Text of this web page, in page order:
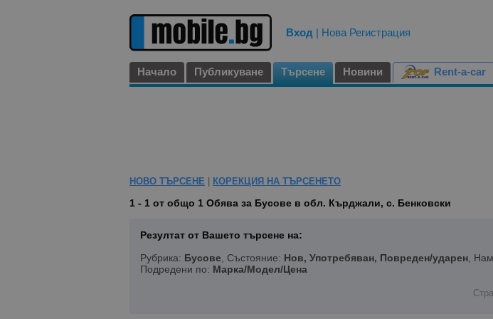
Вход | Нова Регистрация
Начало Публикуване Търсене Новини Rent-a-car
НОВО ТЪРСЕНЕ КОРЕКЦИЯ НА ТЪРСЕНЕТО
1 - 1 от общо 1 Обява за Бусове в обл. Кърджали, с. Бенковски
Резултат от Вашето търсене на:
Рубрика: Бусове, Състояние: Нов, Употребяван, Повреден/ударен,
Подредени по: Марка/Модел/Цена